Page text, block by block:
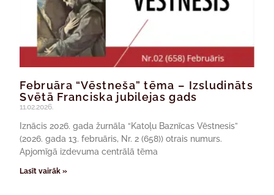
Februāra “Vēstneša” tēma – Izsludināts
Svētā Franciska jubilejas gads
11.02.2026.
Iznācis 2026. gada žurnāla “Katoļu Baznīcas Vēstnesis”
(2026. gada 13. februāris, Nr. 2 (658)) otrais numurs.
Apjomīgā izdevuma centrālā tēma
Lasīt vairāk »